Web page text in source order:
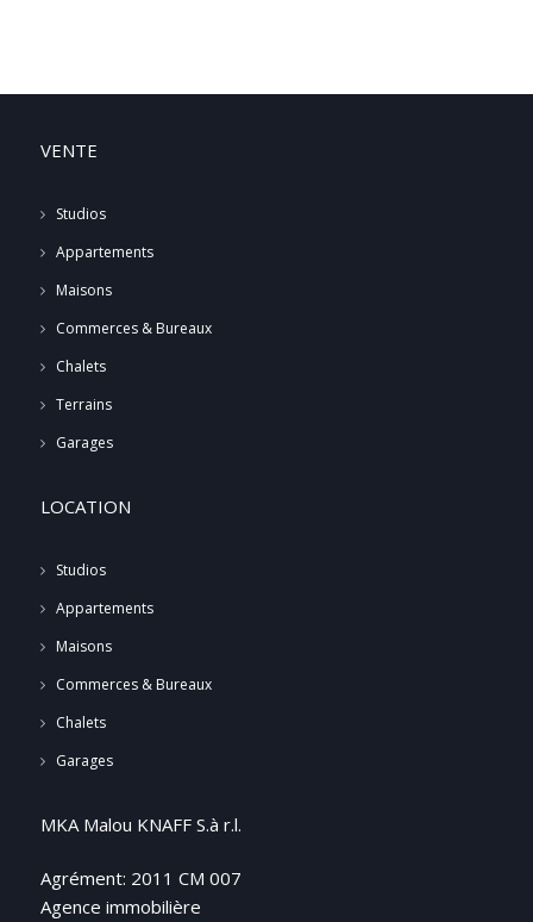
VENTE
Studios
Appartements
Maisons
Commerces & Bureaux
Chalets
Terrains
Garages
LOCATION
Studios
Appartements
Maisons
Commerces & Bureaux
Chalets
Garages
MKA Malou KNAFF S.à r.l.
Agrément: 2011 CM 007
Agence immobilière